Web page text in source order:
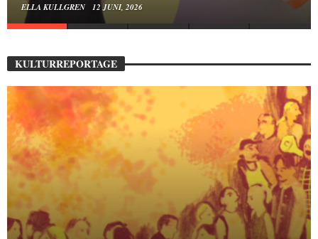
ELLA KULLGREN 12 JUNI, 2026
KULTURREPORTAGE